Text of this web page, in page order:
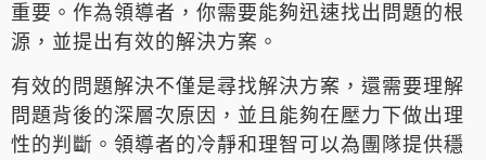
重要。作為領導者，你需要能夠迅速找出問題的根
源，並提出有效的解決方案。
有效的問題解決不僅是尋找解決方案，還需要理解
問題背後的深層次原因，並且能夠在壓力下做出理
性的判斷。領導者的冷靜和理智可以為團隊提供穩